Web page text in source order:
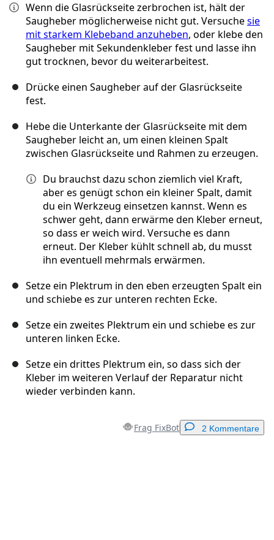
Wenn die Glasrückseite zerbrochen ist, hält der
Saugheber möglicherweise nicht gut. Versuchesie
mit starkem Klebeband anzuheben, oder klebe den
Saugheber mit Sekundenkleber fest und lasse ihn
gut trocknen, bevor du weiterarbeitest.
Drücke einen Saugheber auf der Glasrückseite
fest.
Hebe die Unterkante der Glasrückseite mit dem
Saugheber leicht an, um einen kleinen Spalt
zwischen Glasrückseite und Rahmen zu erzeugen.
Du brauchst dazu schon ziemlich viel Kraft,
aber es genügt schon ein kleiner Spalt, damit
du ein Werkzeug einsetzen kannst. Wenn es
schwer geht, dann erwärme den Kleber erneut,
so dass er weich wird. Versuche es dann
erneut. Der Kleber kühlt schnell ab, du musst
ihn eventuell mehrmals erwärmen.
Setze ein Plektrum in den eben erzeugten Spalt ein
und schiebe es zur unteren rechten Ecke.
Setze ein zweites Plektrum ein und schiebe es zur
unteren linken Ecke.
Setze ein drittes Plektrum ein, so dass sich der
Kleber im weiteren Verlauf der Reparatur nicht
wieder verbinden kann.
Frag FixBot 2 Kommentare